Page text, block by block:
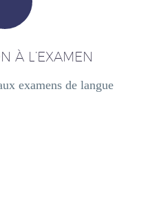
À L’EXAMEN
examens de langue